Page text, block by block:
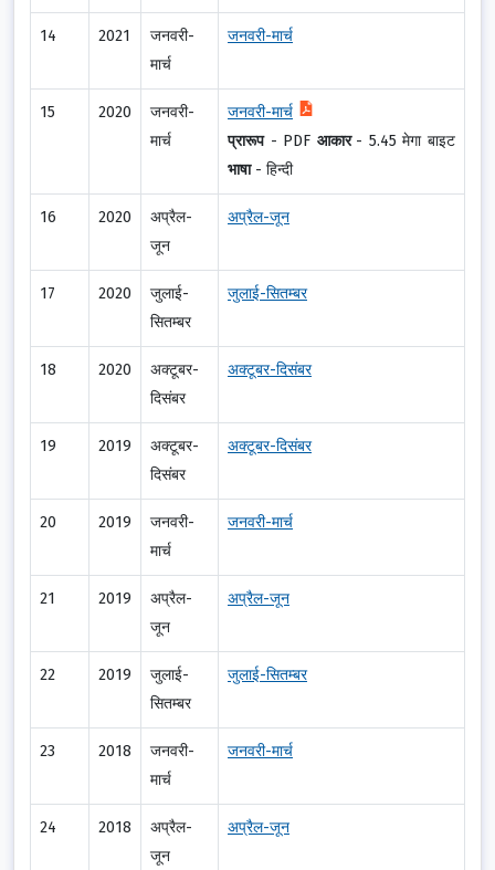
14 2021
जनवरी-
मार्च
जनवरी-मार्च
15 2020
जनवरी-
मार्च
जनवरी-मार्च
प्रारूप- PDF आकार - 5.45 मेगा बाइट
भाषा- हिन्दी
16 2020
अप्रैल-
जून
अप्रैल-जून
17 2020
जुलाई-
सितम्बर
जुलाई-सितम्बर
18 2020
अक्टूबर-
दिसंबर
अक्टूबर-दिसंबर
19 2019
अक्टूबर-
दिसंबर
अक्टूबर-दिसंबर
20 2019
जनवरी-
मार्च
जनवरी-मार्च
21 2019
अप्रैल-
जून
अप्रैल-जून
22 2019
जुलाई-
सितम्बर
जुलाई-सितम्बर
23 2018
जनवरी-
मार्च
जनवरी-मार्च
24 2018
अप्रैल-
जून
अप्रैल-जून